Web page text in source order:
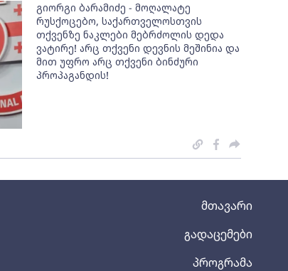
მთავარი
გადაცემები
პროგრამა
გიორგი ბარამიძე - მოღალატე
რუსქოცებო, საქართველოსთვის
თქვენზე ნაკლები მებრძოლის დედა
ვატირე! არც თქვენი დევნის მეშინია და
მით უფრო არც თქვენი ბინძური
პროპაგანდის!